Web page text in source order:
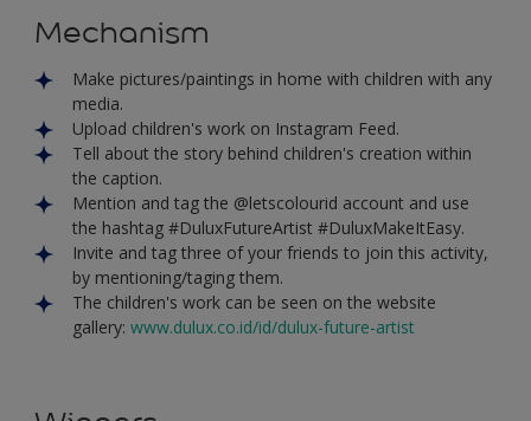
Mechanism
Make pictures/paintings in home with children with any
media.
Upload children's work on Instagram Feed.
Tell about the story behind children's creation within
the caption.
Mention and tag the @letscolourid account and use
the hashtag #DuluxFutureArtist #DuluxMakeItEasy.
Invite and tag three of your friends to join this activity,
by mentioning/taging them.
The children's work can be seen on the website
gallery: www.dulux.co.id/id/dulux-future-artist